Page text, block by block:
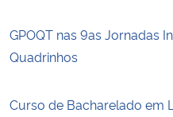
GPOQT nas 9as Jornadas
Quadrinhos
Curso de Bacharelado em